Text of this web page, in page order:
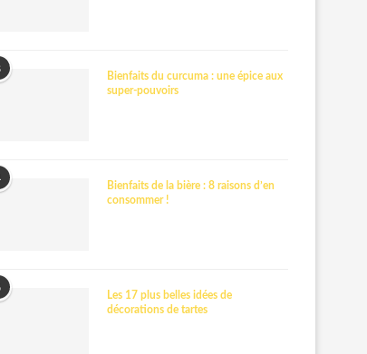
Bienfaits du curcuma : une épice aux
super-pouvoirs
Bienfaits de la bière : 8 raisons d’en
consommer !
Les 17 plus belles idées de
décorations de tartes